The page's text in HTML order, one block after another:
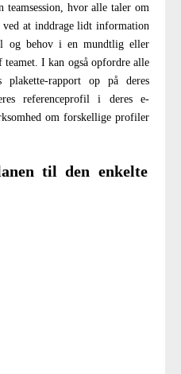
hvor alle taler om
at inddrage lidt information
og behov i en mundtlig eller
I kan også opfordre alle
rapport op på deres
referenceprofil i deres e-
om forskellige profiler
til den enkelte